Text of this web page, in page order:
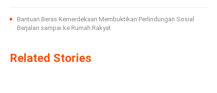
Bantuan Beras Kemerdekaan Membuktikan Perlindungan Sosial
Berjalan sampai ke Rumah Rakyat
Related Stories